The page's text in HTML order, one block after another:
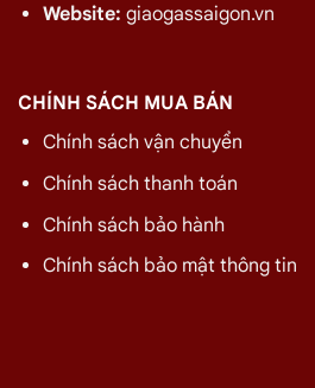
Website: giaogassaigon.vn
CHÍNH SÁCH MUA BÁN
Chính sách vận chuyển
Chính sách thanh toán
Chính sách bảo hành
Chính sách bảo mật thông tin